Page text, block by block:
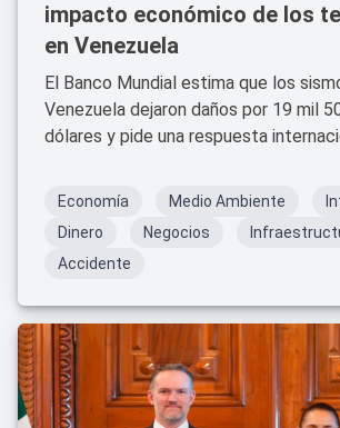
impacto económico de los
en Venezuela
El Banco Mundial estima que los
Venezuela dejaron daños por 19 mil
dólares y pide una respuesta
Economía Medio Ambiente
Dinero
Negocios
Accidente